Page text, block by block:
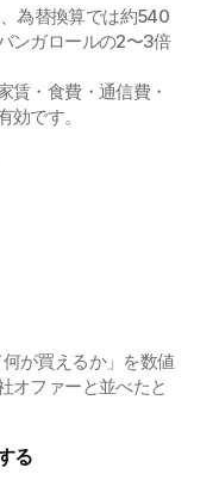
為替換算では約540
ンガロールの2〜3倍
賃・食費・通信費・
です。
が買えるか」を数値
オファーと並べたと
る